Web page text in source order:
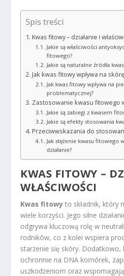
Spis treści
Kwas fitowy – działanie i
Jakie są właściwości
fitowego?
Jakie są naturalne źródła
Jak kwas fitowy wpływa na
Jak kwas fitowy wpływa na
problematycznej?
Zastosowanie kwasu fitowego
Jakie są zabiegi z kwasem
Jakie są efekty stosowania
Przeciwwskazania do
Jak stężenie kwasu fitowego
działanie?
KWAS FITOWY –
WŁAŚCIWOŚCI
Kwas fitowy to składnik, który
wiele korzyści. Jego silne
odgrywa kluczową rolę w
rodników, co z kolei wspiera
starzenie się skóry. Dodatkowo,
ochronnie na DNA komórek,
uszkodzeniom oraz